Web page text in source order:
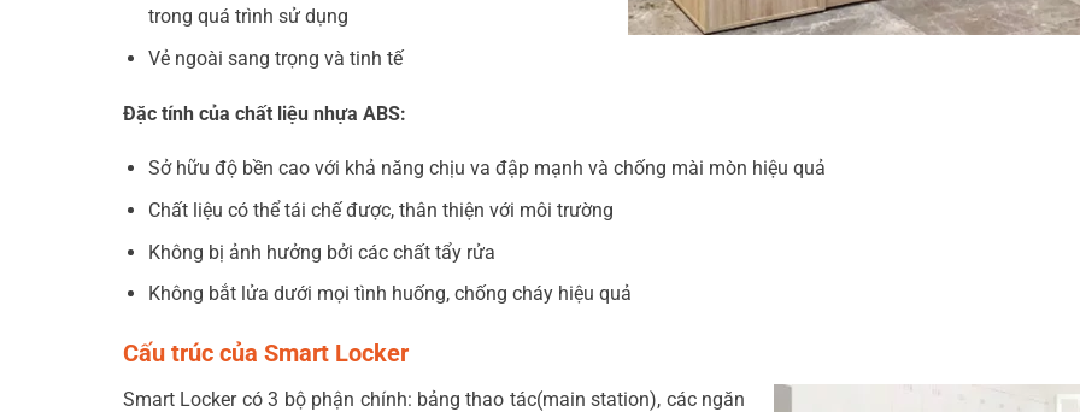
trong quá trình sử dụng
Vẻ ngoài sang trọng và tinh tế
Đặc tính của chất liệu nhựa ABS:
Sở hữu độ bền cao với khả năng chịu va đập mạnh và chống mài mòn hiệu quả
Chất liệu có thể tái chế được, thân thiện với môi trường
Không bị ảnh hưởng bởi các chất tẩy rửa
Không bắt lửa dưới mọi tình huống, chống cháy hiệu quả
Cấu trúc của Smart Locker
Smart Locker có 3 bộ phận chính: bảng thao tác(main station), các ngăn